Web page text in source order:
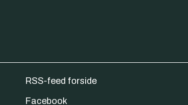
RSS-feed forside
Facebook